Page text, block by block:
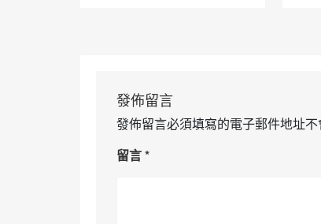
發佈留言
發佈留言必須填寫的電子郵件地址不
留言*